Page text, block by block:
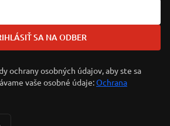
SA NA ODBER
ochrany osobných údajov, aby ste sa
vaše osobné údaje:Ochrana